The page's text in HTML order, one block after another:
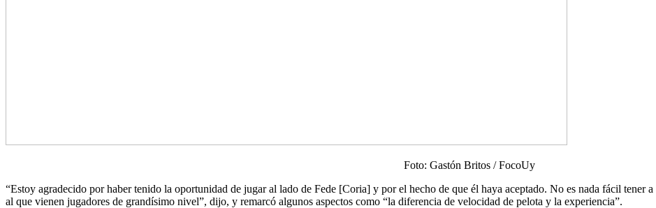
Foto: Gastón Britos / FocoUy
“Estoy agradecido por haber tenido la oportunidad de jugar al lado de Fede [Coria] y por el hecho de que él haya aceptado. No es nada fácil tener
al que vienen jugadores de grandísimo nivel”, dijo, y remarcó algunos aspectos como “la diferencia de velocidad de pelota y la experiencia”.